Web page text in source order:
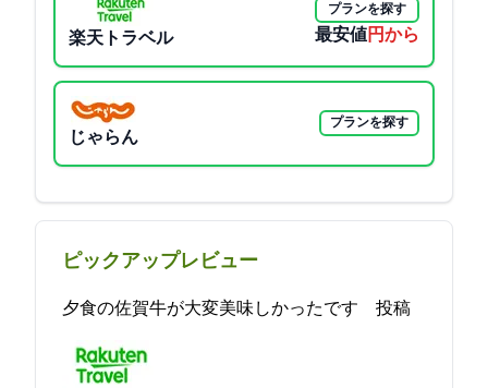
楽天トラベル
プランを探す
最安値6050円から
じゃらん
プランを探す
ピックアップレビュー
夕食の佐賀牛が大変美味しかったです 2021-12-03 15:41:18投稿